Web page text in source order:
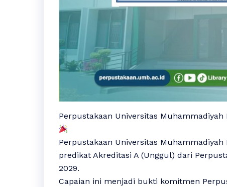
Perpustakaan Universitas
Perpustakaan Universitas
predikat Akreditasi A (Unggul) dari
2029.
Capaian ini menjadi bukti komitmen